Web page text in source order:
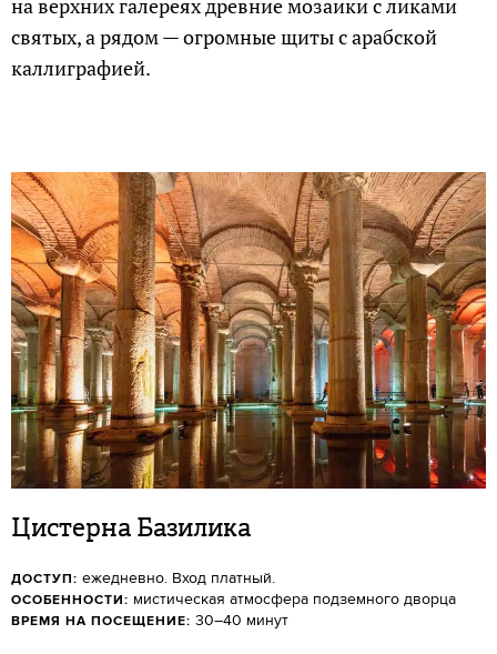
на верхних галереях древние мозаики с ликами
святых, а рядом — огромные щиты с арабской
каллиграфией.
Цистерна Базилика
ДОСТУП: ежедневно. Вход платный.
ОСОБЕННОСТИ: мистическая атмосфера подземного дворца
ВРЕМЯ НА ПОСЕЩЕНИЕ: 30–40 минут